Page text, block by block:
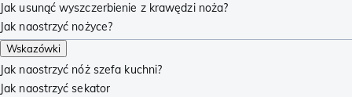
Jak usunąć wyszczerbienie z krawędzi noża?
Jak naostrzyć nożyce?
Wskazówki
Jak naostrzyć nóż szefa kuchni?
Jak naostrzyć sekator